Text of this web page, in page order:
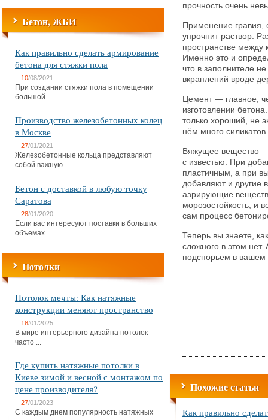
Бетон, ЖБИ
Как правильно сделать армирование
бетона для стяжки пола
10/08/2021
При создании стяжки пола в помещении
большой ...
Производство железобетонных колец
в Москве
27/01/2021
Железобетонные кольца представляют
собой важную ...
Бетон с доставкой в любую точку
Саратова
28/01/2020
Если вас интересуют поставки в больших
объемах ...
Потолки
Потолок мечты: Как натяжные
конструкции меняют пространство
18/01/2025
В мире интерьерного дизайна потолок
часто ...
Где купить натяжные потолки в
Киеве зимой и весной с монтажом по
цене производителя?
27/01/2023
С каждым днем популярность натяжных
прочность очень
Применение гравия,
упрочнит раствор.
пространстве
Именно это и
что в заполнителе
вкраплений вроде
Цемент — главное,
изготовлении
только хороший, не
нём много
Вяжущее вещество
с известью. При
пластичным, а при
добавляют и другие
аэрирующие
морозостойкость, и
сам процесс
Теперь вы знаете,
сложного в этом нет.
подспорьем в вашем
Похожие статьи
Как правильно